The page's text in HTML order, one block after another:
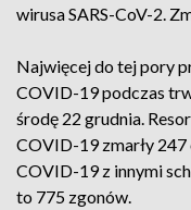
wirusa SARS-CoV-2.
Najwięcej do tej pory
COVID-19 podczas
środę 22 grudnia.
COVID-19 zmarły 247
COVID-19 z innymi
to 775 zgonów.